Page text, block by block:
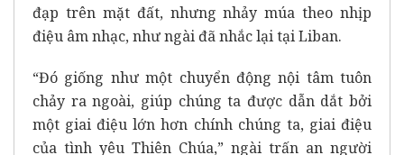
đạp trên mặt đất, nhưng nhảy múa theo nhịp
điệu âm nhạc, như ngài đã nhắc lại tại Liban.
“Đó giống như một chuyển động nội tâm tuôn
chảy ra ngoài, giúp chúng ta được dẫn dắt bởi
một giai điệu lớn hơn chính chúng ta, giai điệu
của tình yêu Thiên Chúa,” ngài trấn an người